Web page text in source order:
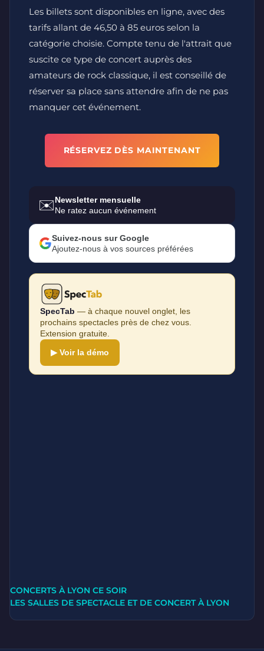
Les billets sont disponibles en ligne, avec des
tarifs allant de 46,50 à 85 euros selon la
catégorie choisie. Compte tenu de l'attrait que
suscite ce type de concert auprès des
amateurs de rock classique, il est conseillé de
réserver sa place sans attendre afin de ne pas
manquer cet événement.
RÉSERVEZ DÈS MAINTENANT
✉️Newsletter mensuelle
Ne ratez aucun événement
Suivez-nous sur Google
Ajoutez-nous à vos sources préférées
SpecTab — à chaque nouvel onglet, les
prochains spectacles près de chez vous.
Extension gratuite.
▶ Voir la démo
CONCERTS À LYON CE SOIR
LES SALLES DE SPECTACLE ET DE CONCERT À LYON